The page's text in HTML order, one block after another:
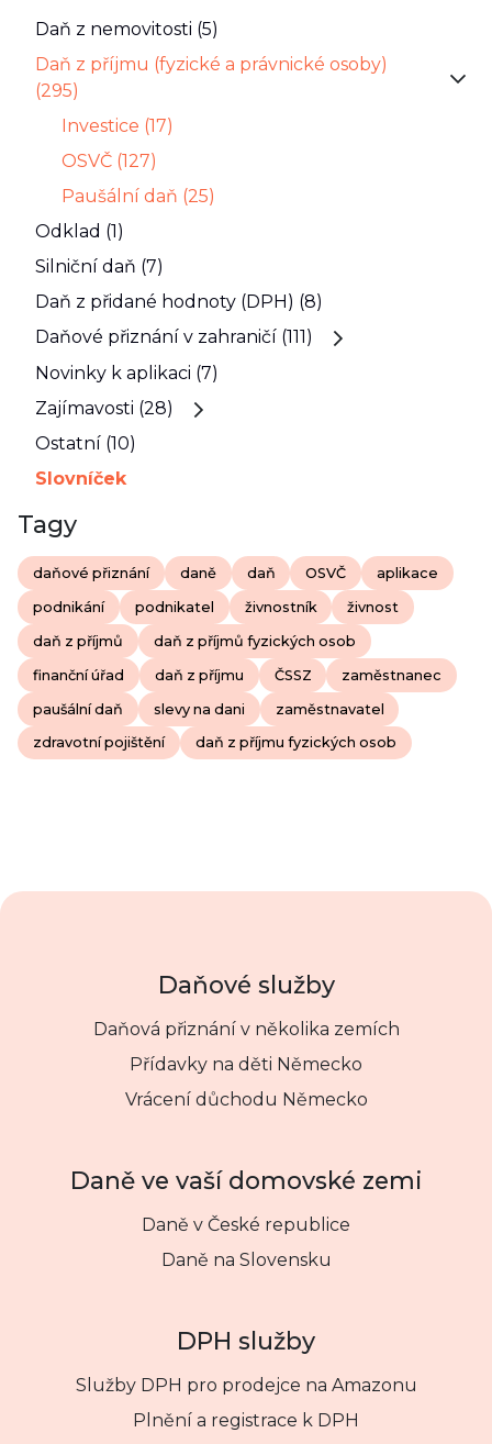
Daň z nemovitosti (5)
Daň z příjmu (fyzické a právnické osoby)
(295)
Investice (17)
OSVČ (127)
Paušální daň (25)
Odklad (1)
Silniční daň (7)
Daň z přidané hodnoty (DPH) (8)
Daňové přiznání v zahraničí (111)
Novinky k aplikaci (7)
Zajímavosti (28)
Ostatní (10)
Slovníček
Tagy
daňové přiznání daně daň OSVČ aplikace
podnikání podnikatel živnostník živnost
daň z příjmů daň z příjmů fyzických osob
finanční úřad daň z příjmu ČSSZ zaměstnanec
paušální daň slevy na dani zaměstnavatel
zdravotní pojištění daň z příjmu fyzických osob
Daňové služby
Daňová přiznání v několika zemích
Přídavky na děti Německo
Vrácení důchodu Německo
Daně ve vaší domovské zemi
Daně v České republice
Daně na Slovensku
DPH služby
Služby DPH pro prodejce na Amazonu
Plnění a registrace k DPH